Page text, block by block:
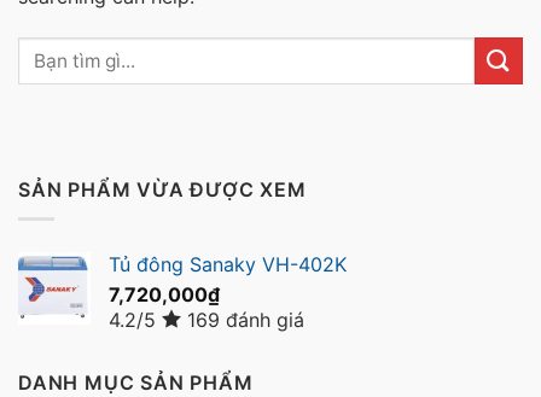
SẢN PHẨM VỪA ĐƯỢC XEM
Tủ đông Sanaky VH-402K
7,720,000₫
4.2/5
169 đánh giá
DANH MỤC SẢN PHẨM